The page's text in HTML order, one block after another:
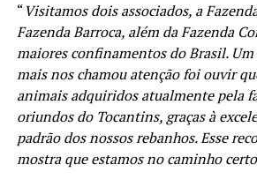
“Visitamos dois associados, a
Fazenda Barroca, além da Fazenda
maiores confinamentos do Brasil.
mais nos chamou atenção foi ouvir
animais adquiridos atualmente pela
oriundos do Tocantins, graças à
padrão dos nossos rebanhos. Esse
mostra que estamos no caminho certo